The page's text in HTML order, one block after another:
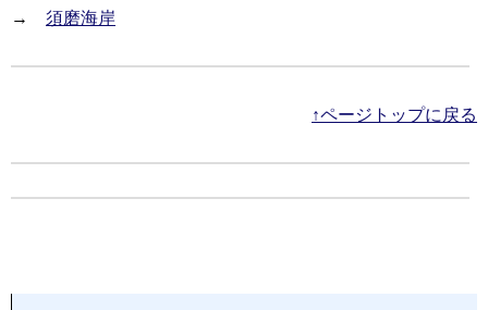
→ 須磨海岸
↑ページトップに戻る